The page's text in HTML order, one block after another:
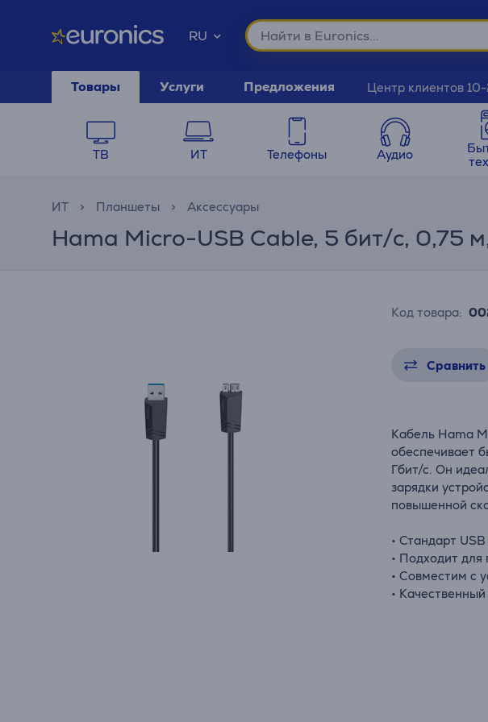
RU
Товары Услуги Предложения Центр клиентов
ТВ ИТ Телефоны Аудио
ИТ Планшеты Аксессуары
Hama Micro-USB Cable, 5 бит/с, 0,75
Код товара:
Сравнить
Кабель Hama
обеспечивает
Гбит/с. Он
зарядки
повышенной
• Стандарт
• Подходит для
• Совместим с
•